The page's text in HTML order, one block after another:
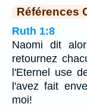
Références
Ruth 1:8
Naomi dit
retournez
l'Eternel use
l'avez fait
moi!